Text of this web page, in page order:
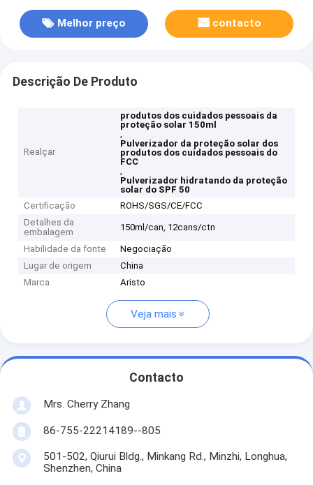
Melhor preço contacto
Descrição De Produto
Realçar
produtos dos cuidados pessoais da
proteção solar 150ml
,
Pulverizador da proteção solar dos
produtos dos cuidados pessoais do
FCC
,
Pulverizador hidratando da proteção
solar do SPF 50
Certificação
ROHS/SGS/CE/FCC
Detalhes da
embalagem
150ml/can, 12cans/ctn
Habilidade da fonte
Negociação
Lugar de origem
China
Marca
Aristo
Veja mais
Contacto
Mrs. Cherry Zhang
86-755-22214189--805
501-502, Qiurui Bldg., Minkang Rd., Minzhi, Longhua,
Shenzhen, China